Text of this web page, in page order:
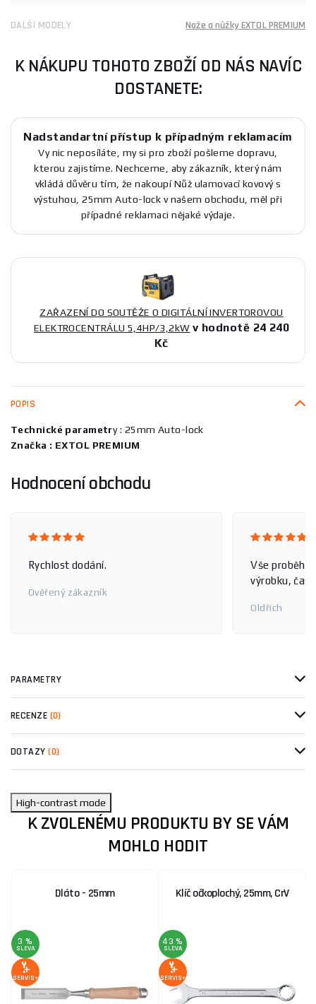
DALŠÍ MODELY Nože a nůžky EXTOL PREMIUM
K NÁKUPU TOHOTO ZBOŽÍ OD NÁS NAVÍC
DOSTANETE:
Nadstandartní přístup k případným reklamacím
Vy nic neposíláte, my si pro zboží pošleme dopravu,
kterou zajistíme. Nechceme, aby zákazník, který nám
vkládá důvěru tím, že nakoupí Nůž ulamovací kovový s
výstuhou, 25mm Auto-lock v našem obchodu, měl při
případné reklamaci nějaké výdaje.
ZAŘAZENÍ DO SOUTĚŽE O DIGITÁLNÍ INVERTOROVOU
ELEKTROCENTRÁLU 5,4HP/3,2kW v hodnotě 24 240
Kč
POPIS
Technické parametry : 25mm Auto-lock
Značka : EXTOL PREMIUM
Hodnocení obchodu
Rychlost dodání.
Ověřený zákazník
Vše
výrobku, čas
Oldřich
PARAMETRY
RECENZE (0)
DOTAZY(0)
High-contrast mode
K ZVOLENÉMU PRODUKTU BY SE VÁM
MOHLO HODIT
Dláto - 25mm
3 %
SLEVA
SERVIS+
Klíč očkoplochý, 25mm, CrV
43 %
SLEVA
SERVIS+